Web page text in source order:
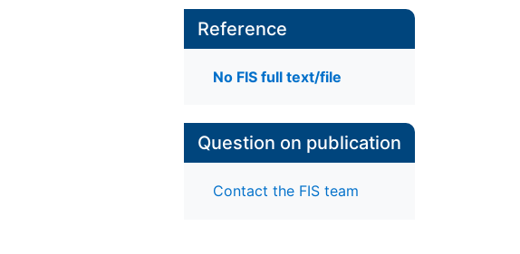
Reference
No FIS full text/file
Question on publication
Contact the FIS team